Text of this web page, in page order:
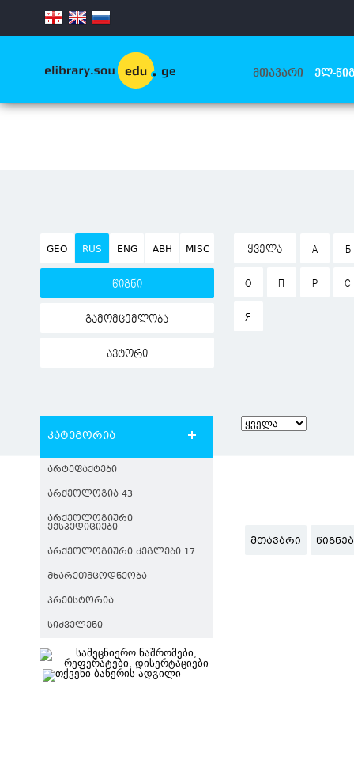
.
ᲛᲗᲐᲕᲐᲠᲘ ᲔᲚ-
GEO RUS ENG ABH MISC
წიგნი
გამომცემლობა
ავტორი
ᲧᲕᲔᲚᲐ А Б
О П Р С
Я
კატეგორია
ᲐᲠᲢᲔᲤᲐᲥᲢᲔᲑᲘ
ᲐᲠᲥᲔᲝᲚᲝᲒᲘᲐ 43
ᲐᲠᲥᲔᲝᲚᲝᲒᲘᲣᲠᲘ
ᲔᲥᲡᲞᲔᲓᲘᲪᲘᲔᲑᲘ
ᲐᲠᲥᲔᲝᲚᲝᲒᲘᲣᲠᲘ ᲫᲔᲒᲚᲔᲑᲘ 17
ᲛᲮᲐᲠᲔᲗᲛᲪᲝᲓᲜᲔᲝᲑᲐ
ᲞᲠᲔᲘᲡᲢᲝᲠᲘᲐ
ᲡᲘᲫᲕᲔᲚᲔᲜᲘ
ᲛᲗᲐᲕᲐᲠᲘ